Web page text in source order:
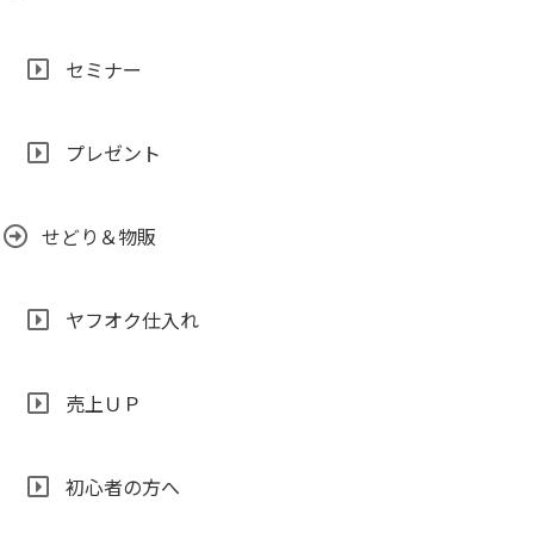
セミナー
プレゼント
せどり＆物販
ヤフオク仕入れ
売上ＵＰ
初心者の方へ